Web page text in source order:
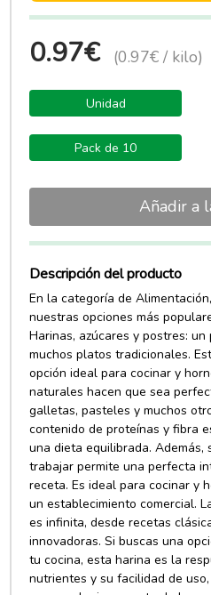
0.97€ (0.97€ / kilo)
Unidad
Pack de 10
Añadir a
Descripción del producto
En la categoría de
nuestras opciones más
Harinas, azúcares y postres:
muchos platos tradicionales.
opción ideal para cocinar y
naturales hacen que sea
galletas, pasteles y muchos
contenido de proteínas y fibra
una dieta equilibrada.
trabajar permite una perfecta
receta. Es ideal para cocinar y
un establecimiento comercial.
es infinita, desde recetas
innovadoras. Si buscas una
tu cocina, esta harina es la
nutrientes y su facilidad de